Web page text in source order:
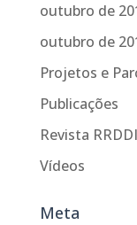
outubro de
outubro de
Projetos e
Publicações
Revista
Vídeos
Meta